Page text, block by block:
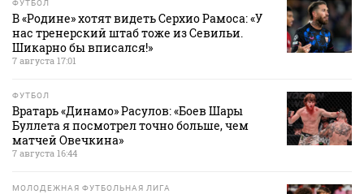
ФУТБОЛ
В «Родине» хотят видеть Серхио Рамоса: «У
нас тренерский штаб тоже из Севильи.
Шикарно бы вписался!»
7 августа 17:01
ФУТБОЛ
Вратарь «Динамо» Расулов: «Боев Шары
Буллета я посмотрел точно больше, чем
матчей Овечкина»
7 августа 16:44
МОЛОДЕЖНАЯ ФУТБОЛЬНАЯ ЛИГА